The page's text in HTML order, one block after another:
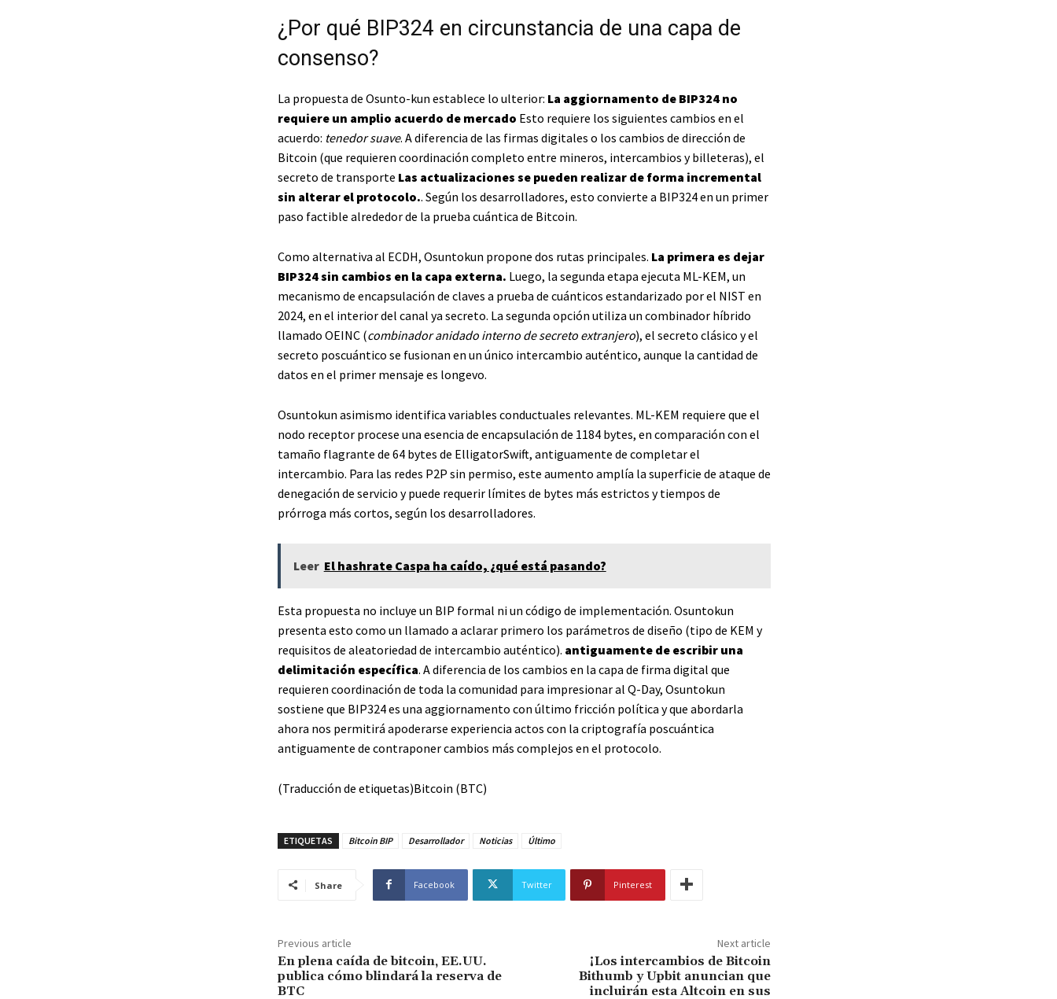
¿Por qué BIP324 en circunstancia de una capa de
consenso?
La propuesta de Osunto-kun establece lo ulterior: La aggiornamento de BIP324 no
requiere un amplio acuerdo de mercado Esto requiere los siguientes cambios en el
acuerdo: tenedor suave. A diferencia de las firmas digitales o los cambios de dirección de
Bitcoin (que requieren coordinación completo entre mineros, intercambios y billeteras), el
secreto de transporte Las actualizaciones se pueden realizar de forma incremental
sin alterar el protocolo.. Según los desarrolladores, esto convierte a BIP324 en un primer
paso factible alrededor de la prueba cuántica de Bitcoin.
Como alternativa al ECDH, Osuntokun propone dos rutas principales. La primera es dejar
BIP324 sin cambios en la capa externa. Luego, la segunda etapa ejecuta ML-KEM, un
mecanismo de encapsulación de claves a prueba de cuánticos estandarizado por el NIST en
2024, en el interior del canal ya secreto. La segunda opción utiliza un combinador híbrido
llamado OEINC (combinador anidado interno de secreto extranjero), el secreto clásico y el
secreto poscuántico se fusionan en un único intercambio auténtico, aunque la cantidad de
datos en el primer mensaje es longevo.
Osuntokun asimismo identifica variables conductuales relevantes. ML-KEM requiere que el
nodo receptor procese una esencia de encapsulación de 1184 bytes, en comparación con el
tamaño flagrante de 64 bytes de ElligatorSwift, antiguamente de completar el
intercambio. Para las redes P2P sin permiso, este aumento amplía la superficie de ataque de
denegación de servicio y puede requerir límites de bytes más estrictos y tiempos de
prórroga más cortos, según los desarrolladores.
Leer El hashrate Caspa ha caído, ¿qué está pasando?
Esta propuesta no incluye un BIP formal ni un código de implementación. Osuntokun
presenta esto como un llamado a aclarar primero los parámetros de diseño (tipo de KEM y
requisitos de aleatoriedad de intercambio auténtico). antiguamente de escribir una
delimitación específica. A diferencia de los cambios en la capa de firma digital que
requieren coordinación de toda la comunidad para impresionar al Q-Day, Osuntokun
sostiene que BIP324 es una aggiornamento con último fricción política y que abordarla
ahora nos permitirá apoderarse experiencia actos con la criptografía poscuántica
antiguamente de contraponer cambios más complejos en el protocolo.
(Traducción de etiquetas)Bitcoin (BTC)
ETIQUETAS Bitcoin BIP Desarrollador Noticias Último
Share Facebook Twitter Pinterest
Previous article
En plena caída de bitcoin, EE.UU.
publica cómo blindará la reserva de
BTC
Next article
¡Los intercambios de Bitcoin
Bithumb y Upbit anuncian que
incluirán esta Altcoin en sus